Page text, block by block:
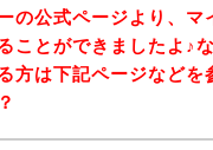
の公式ページより、マ
ことができましたよ♪
方は下記ページなどを